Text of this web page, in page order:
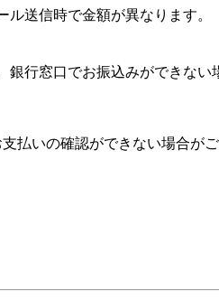
送信時で金額が異なります。
行窓口でお振込みができない
払いの確認ができない場合がご